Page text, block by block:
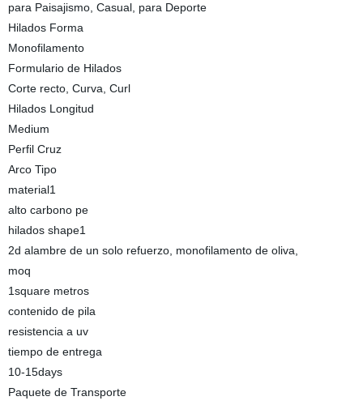
para Paisajismo, Casual, para Deporte
Hilados Forma
Monofilamento
Formulario de Hilados
Corte recto, Curva, Curl
Hilados Longitud
Medium
Perfil Cruz
Arco Tipo
material1
alto carbono pe
hilados shape1
2d alambre de un solo refuerzo, monofilamento de oliva,
moq
1square metros
contenido de pila
resistencia a uv
tiempo de entrega
10-15days
Paquete de Transporte